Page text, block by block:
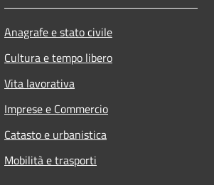
Anagrafe e stato civile
Cultura e tempo libero
Vita lavorativa
Imprese e Commercio
Catasto e urbanistica
Mobilità e trasporti